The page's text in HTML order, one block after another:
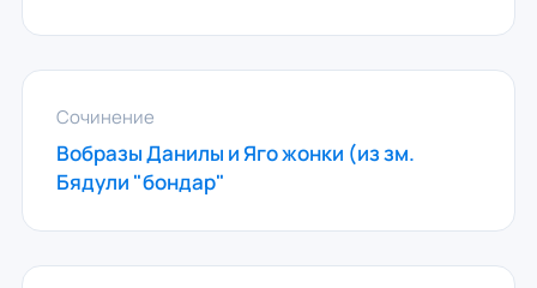
Сочинение
Вобразы Данилы и Яго жонки (из зм.
Бядули "бондар"